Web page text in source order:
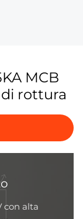
MCB
rottura
con alta